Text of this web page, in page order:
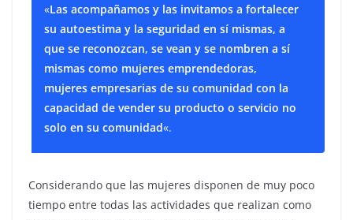
«Las acompañamos y las invitamos a fortalecer
su autoestima y la seguridad en sí mismas, a
que se reconozcan, se vean y se nombren a sí
mismas como mujeres emprendedoras,
mujeres empresarias de su comunidad con la
capacidad de vender su producto o servicio no
solo en su comunidad«.
Considerando que las mujeres disponen de muy poco
tiempo entre todas las actividades que realizan como